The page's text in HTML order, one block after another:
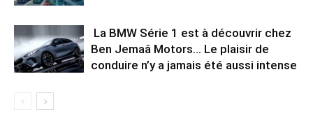
La BMW Série 1 est à découvrir chez
Ben Jemaâ Motors… Le plaisir de
conduire n’y a jamais été aussi intense